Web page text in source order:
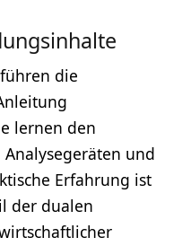
die
lernen den
und
Erfahrung ist
der dualen